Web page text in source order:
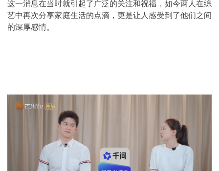
这一消息在当时就引起了广泛的关注和祝福，如今两人在综
艺中再次分享家庭生活的点滴，更是让人感受到了他们之间
的深厚感情。